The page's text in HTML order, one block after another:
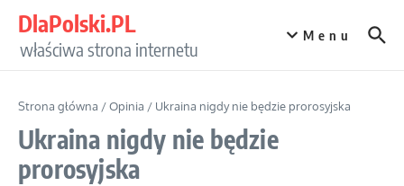
DlaPolski.PL
właściwa strona internetu
Menu
Strona główna /Opinia / Ukraina nigdy nie będzie prorosyjska
Ukraina nigdy nie będzie
prorosyjska